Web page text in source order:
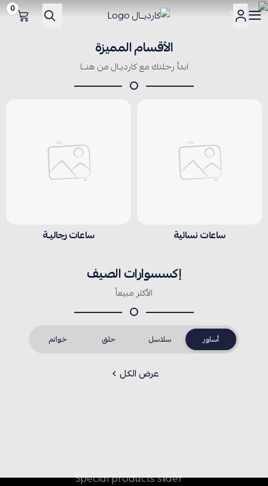
كارديــال
0
الأقسام المميزة
ابدأ رحلتك مع كارديـال من هنــا
ساعات نسائية ساعات رجاليـة
إكسسوارات الصيف
الأكثر مبيعاً
أساور سلاسل حلق خواتم
عرض الكل